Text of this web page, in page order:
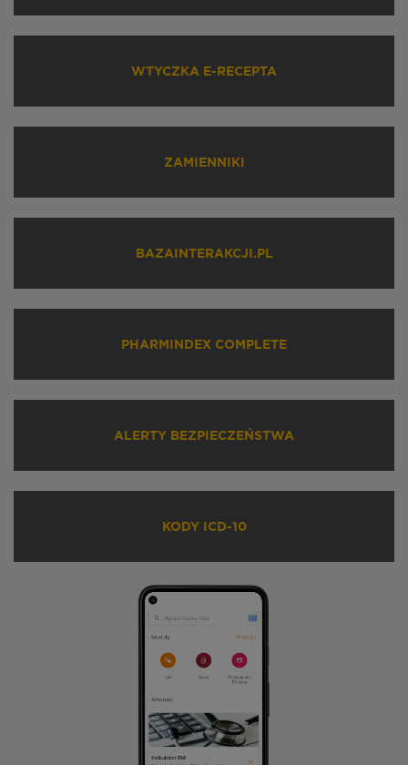
WTYCZKA E-RECEPTA
ZAMIENNIKI
BAZAINTERAKCJI.PL
PHARMINDEX COMPLETE
ALERTY BEZPIECZEŃSTWA
KODY ICD-10